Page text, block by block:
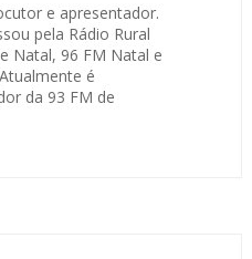
e apresentador.
pela Rádio Rural
Natal, 96 FM Natal e
é
da 93 FM de